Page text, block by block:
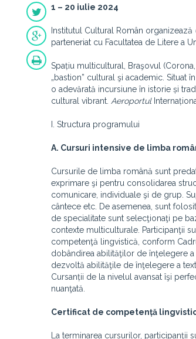
1 – 20 iulie 2024
Institutul Cultural Român organizează
parteneriat cu Facultatea de Litere a
Spațiu multicultural, Braşovul
„bastion” cultural şi academic. Situat
o adevărată incursiune în istorie și
cultural vibrant. Aeroportul
I. Structura programului
A. Cursuri intensive de limba
Cursurile de limba română sunt
exprimare şi pentru consolidarea
comunicare, individuale şi de grup.
cântece etc. De asemenea, sunt
de specialitate sunt selecţionaţi pe
contexte multiculturale. Participanţii
competenţă lingvistică, conform
dobândirea abilităţilor de înţelegere
dezvoltă abilităţile de înţelegere a
Cursanții de la nivelul avansat îşi
nuanţată.
Certificat de competență
La terminarea cursurilor,